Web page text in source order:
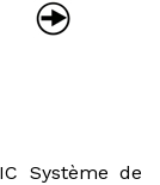
Système de